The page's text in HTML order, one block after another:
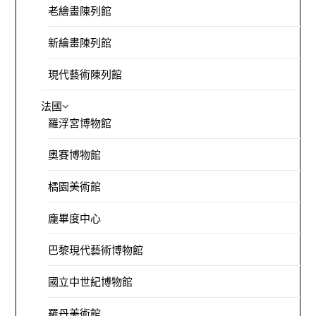
老繪畫陳列館
新繪畫陳列館
現代藝術陳列館
法國
羅浮宮博物館
奧賽博物館
橘園美術館
龐畢度中心
巴黎現代藝術博物館
國立中世紀博物館
羅丹美術館